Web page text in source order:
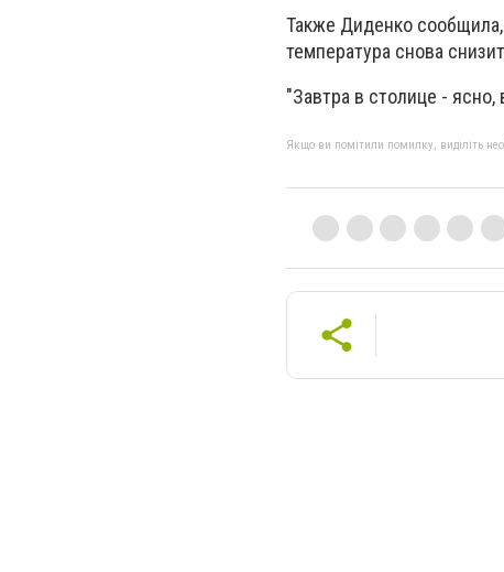
Также Диденко сообщила,
температура снова
"Завтра в столице -
Якщо ви помітили помилку, виділіть